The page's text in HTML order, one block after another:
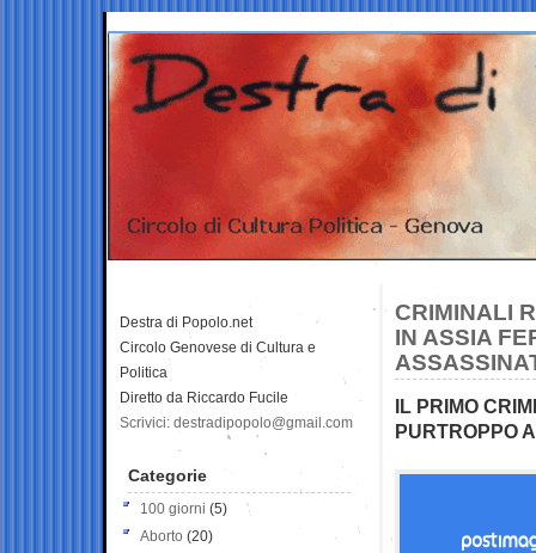
CRIMINALI
IN ASSIA
IL PRIMO
PURTROPPO
Destra di Popolo.net
Circolo Genovese di Cultura e
Politica
Diretto da Riccardo Fucile
Scrivici: destradipopolo@gmail.com
Categorie
100 giorni (5)
Aborto (20)